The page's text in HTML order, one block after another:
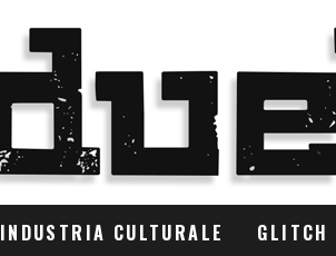
INDUSTRIA CULTURALE GLITCH